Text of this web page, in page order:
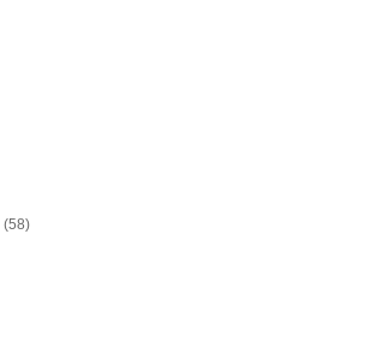
(58)